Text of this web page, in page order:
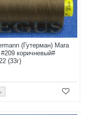
(Гутерман) Mara
коричневый#
(33г)